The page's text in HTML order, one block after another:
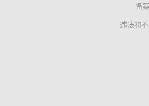
备
违法和